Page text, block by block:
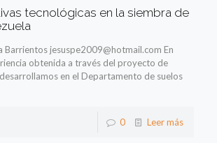
tecnológicas en la siembra de
Barrientos jesuspe2009@hotmail.com En
obtenida a través del proyecto de
en el Departamento de suelos
0 Leer más